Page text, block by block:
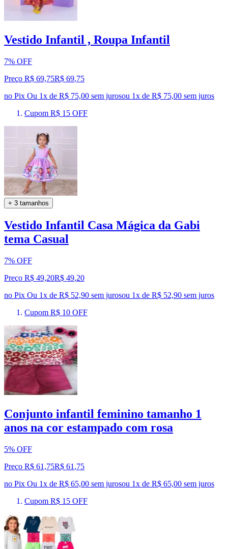
Vestido Infantil , Roupa Infantil
7% OFF
Preço R$ 69,75R$ 69,75
no Pix Ou 1x de R$ 75,00 sem jurosou 1x de R$ 75,00 sem juros
Cupom R$ 15 OFF
+ 3 tamanhos
Vestido Infantil Casa Mágica da Gabi
tema Casual
7% OFF
Preço R$ 49,20R$ 49,20
no Pix Ou 1x de R$ 52,90 sem jurosou 1x de R$ 52,90 sem juros
Cupom R$ 10 OFF
Conjunto infantil feminino tamanho 1
anos na cor estampado com rosa
5% OFF
Preço R$ 61,75R$ 61 ,75
no Pix Ou 1x de R$ 65,00 sem jurosou 1x de R$ 65,00 sem juros
Cupom R$ 15 OFF